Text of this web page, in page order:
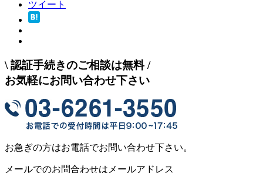
ツイート
\ 認証手続きのご相談は無料/
お気軽にお問い合わせ下さい
お急ぎの方はお電話でお問い合わせ下さい。
メールでのお問合わせはメールアドレス